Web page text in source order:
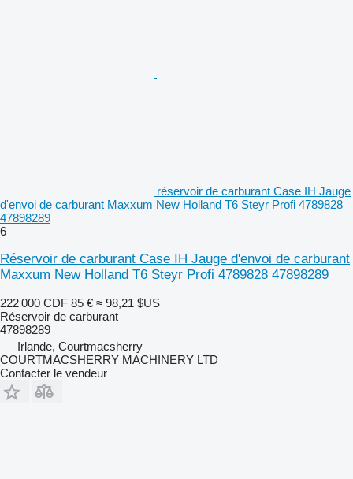
réservoir de carburant Case IH Jauge
d'envoi de carburant Maxxum New Holland T6 Steyr Profi 4789828
47898289
6
Réservoir de carburant Case IH Jauge d'envoi de carburant
Maxxum New Holland T6 Steyr Profi 4789828 47898289
222 000 CDF 85 € ≈ 98,21 $US
Réservoir de carburant
47898289
Irlande, Courtmacsherry
COURTMACSHERRY MACHINERY LTD
Contacter le vendeur